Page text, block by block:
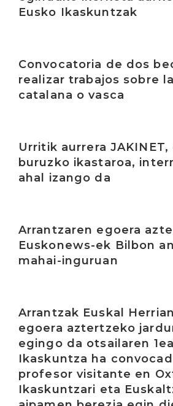
Eusko Ikaskuntzak
Convocatoria de dos
realizar trabajos sobre
catalana o vasca
Urritik aurrera
buruzko ikastaroa,
ahal izango da
Arrantzaren egoera
Euskonews-ek Bilbon
mahai-inguruan
Arrantzak Euskal
egoera aztertzeko
egingo da otsailaren
Ikaskuntza ha
profesor visitante en
Ikaskuntzari eta